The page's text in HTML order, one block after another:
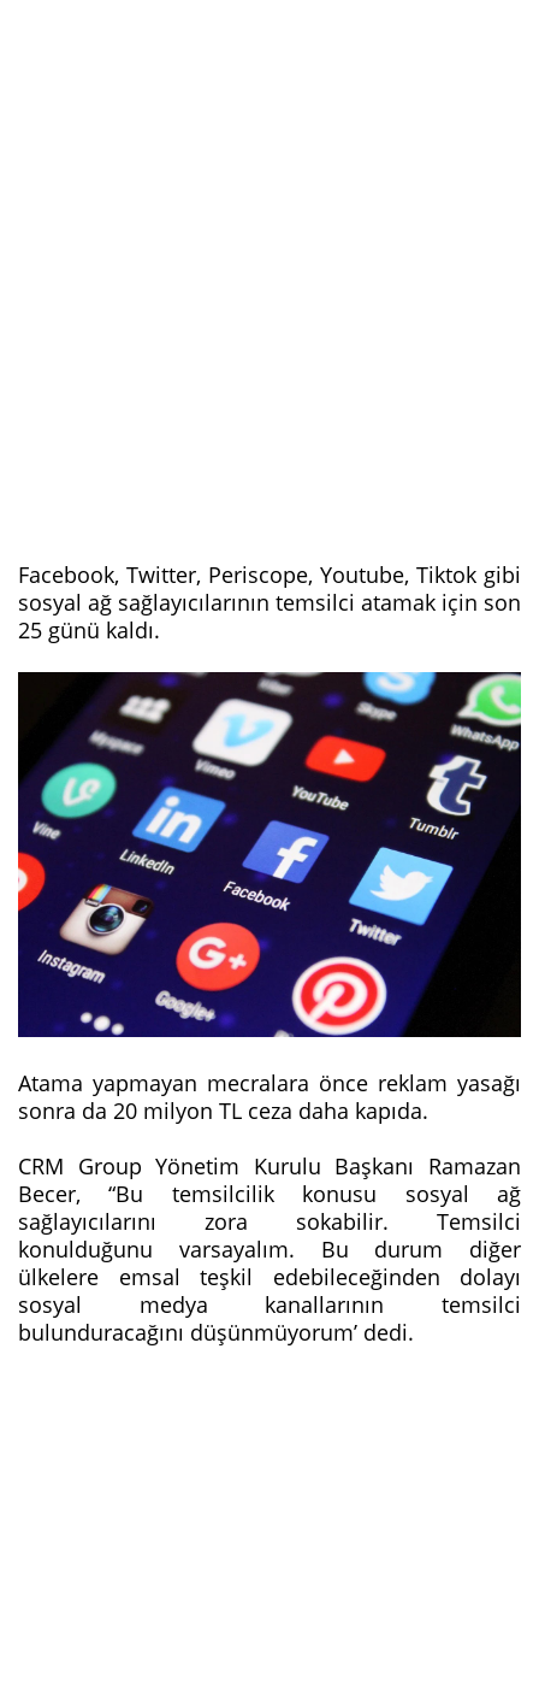
Facebook, Twitter, Periscope, Youtube, Tiktok gibi
sosyal ağ sağlayıcılarının temsilci atamak için son
25 günü kaldı.
Atama yapmayan mecralara önce reklam yasağı
sonra da 20 milyon TL ceza daha kapıda.
CRM Group Yönetim Kurulu Başkanı Ramazan
Becer, “Bu temsilcilik konusu sosyal ağ
sağlayıcılarını zora sokabilir. Temsilci
konulduğunu varsayalım. Bu durum diğer
ülkelere emsal teşkil edebileceğinden dolayı
sosyal medya kanallarının temsilci
bulunduracağını düşünmüyorum’ dedi.